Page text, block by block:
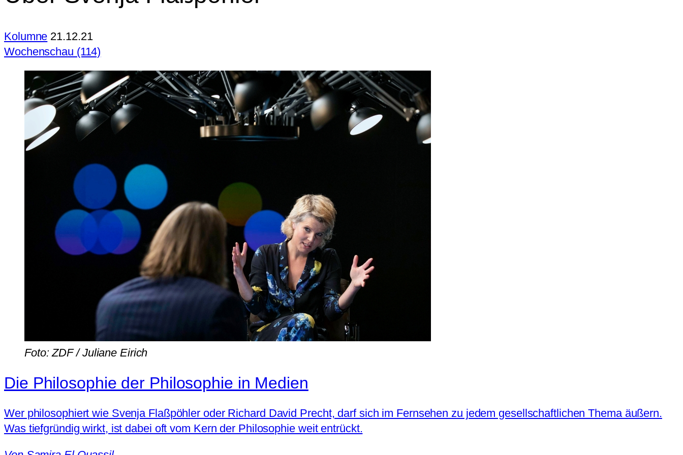
Kolumne 21.12.21
Wochenschau (114)
Foto: ZDF / Juliane Eirich
Die Philosophie der Philosophie in Medien
Wer philosophiert wie Svenja Flaßpöhler oder Richard David Precht, darf sich im Fernsehen zu jedem gesellschaftlichen Thema äußern.
Was tiefgründig wirkt, ist dabei oft vom Kern der Philosophie weit entrückt.